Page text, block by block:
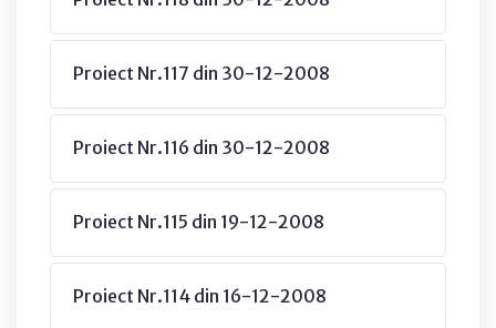
Proiect Nr.117 din 30-12-2008
Proiect Nr.116 din 30-12-2008
Proiect Nr.115 din 19-12-2008
Proiect Nr.114 din 16-12-2008